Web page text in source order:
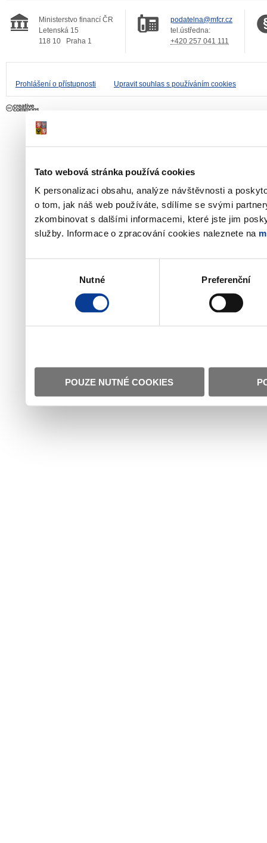
Tato webová stránka používá cookies
K personalizaci obsahu, analýze návštěvnosti a
o tom, jak náš web používáte, sdílíme se svými
zkombinovat s dalšími informacemi, které jste jim
služby. Informace o zpracování cookies naleznete na
Nutné Preferenční
POUZE NUTNÉ COOKIES
Ministerstvo financí ČR
Letenská 15
118 10
Praha 1
podatelna@mfcr.cz
tel.ústředna:
+420 257 041 111
Prohlášení o přístupnosti Upravit souhlas s používáním cookies